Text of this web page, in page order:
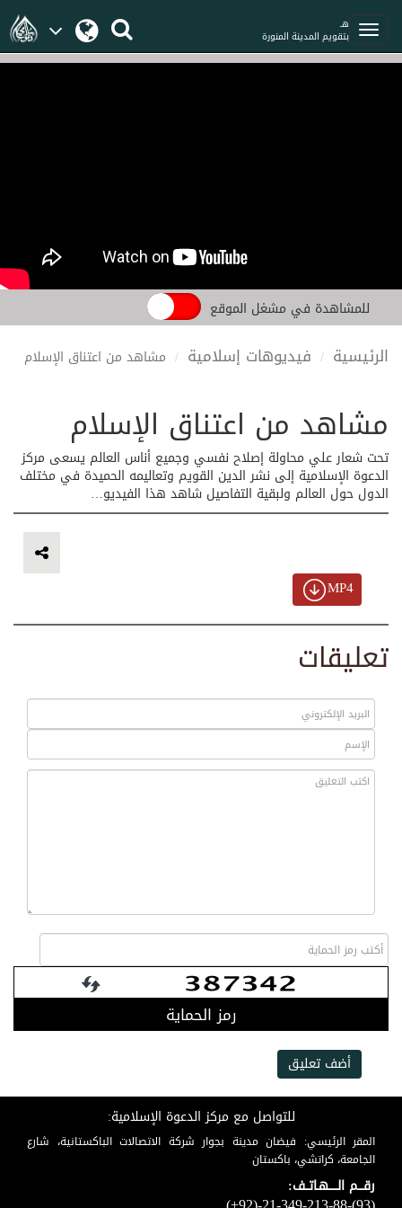
هـ
بتقويم المدينة المنورة
للمشاهدة في مشغل الموقع
الرئيسية فيديوهات إسلامية مشاهد من اعتناق الإسلام
مشاهد من اعتناق الإسلام
تحت شعار علي محاولة إصلاح نفسي وجميع أناس العالم يسعى مركز
الدعوة الإسلامية إلى نشر الدين القويم وتعاليمه الحميدة في مختلف
الدول حول العالم ولبقية التفاصيل شاهد هذا الفيديو…
MP4
تعليقات
رمز الحماية
أضف تعليق
للتواصل مع مركز الدعوة الإسلامية:
المقر الرئيسي: فيضان مدينة بجوار شركة الاتصالات الباكستانية، شارع
الجامعة، كراتشي، باكستان
رقـــم الـــــهـاتــف: